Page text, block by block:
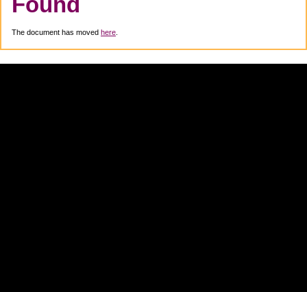
The document has moved here.